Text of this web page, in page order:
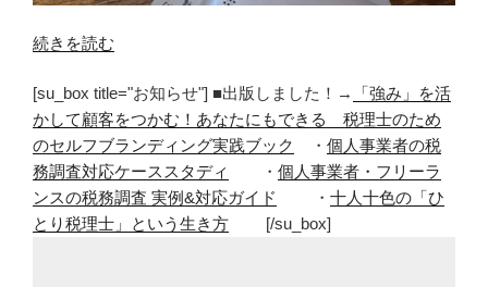
“外
仕
事
す
る
な
ら
続きを読む
[su_box title="お知らせ"] ■出版しました！→
「強み」を活
かして顧客をつかむ！あなたにもできる 税理士のため
のセルフブランディング実践ブック
・ 個人事業者の税
務調査対応ケーススタディ
・ 個人事業者・フリーラ
ンスの税務調査 実例&対応ガイド
・ 十人十色の「ひ
とり税理士」という生き方 [/su_box]